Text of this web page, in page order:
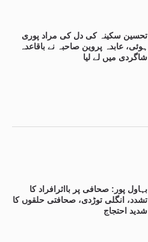
تحسین سکینہ کی دل کی مراد پوری
ہوئی، عابدہ پروین صاحبہ نے باقاعدہ
شاگردی میں لے لیا
بہاول پور: صحافی پر بااثرافراد کا
تشدد، انگلی توڑدی، صحافتی حلقوں کا
شدید احتجاج